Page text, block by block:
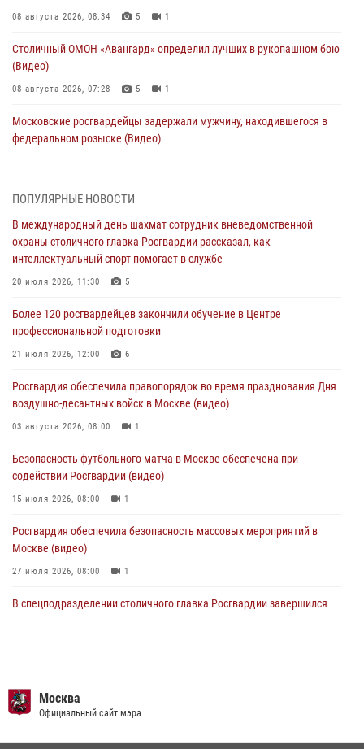
08 августа 2026, 08:34 5 1
Столичный ОМОН «Авангард» определил лучших в рукопашном бою
(Видео)
08 августа 2026, 07:28 5 1
Московские росгвардейцы задержали мужчину, находившегося в
федеральном розыске (Видео)
В центре столицы росгвардейцы задержали мужчину, пытавшегося
07 августа 2026, 09:26
Столичное управление вневедомственной охраны Росгвардии
признано лучшим по итогам полугодия на всероссийском
06 августа 2026, 14:59
Столичные росгвардейцы задержали троих мужчин, устроивших
06 августа 2026, 11:20 1
Охрану общественного порядка и безопасность на футбольном
06 августа 2026, 08:30
ПОПУЛЯРНЫЕ НОВОСТИ
В международный день шахмат сотрудник вневедомственной
охраны столичного главка Росгвардии рассказал, как
интеллектуальный спорт помогает в службе
20 июля 2026, 11:30 5
Более 120 росгвардейцев закончили обучение в Центре
профессиональной подготовки
21 июля 2026, 12:00 6
Росгвардия обеспечила правопорядок во время празднования Дня
воздушно-десантных войск в Москве (видео)
03 августа 2026, 08:00 1
Безопасность футбольного матча в Москве обеспечена при
содействии Росгвардии (видео)
15 июля 2026, 08:00 1
Росгвардия обеспечила безопасность массовых мероприятий в
Москве (видео)
27 июля 2026, 08:00 1
В спецподразделении столичного главка Росгвардии завершился
районе Китай-города (видео)
30 июля 2026, 14:00 1
Москва
Официальный сайт мэра